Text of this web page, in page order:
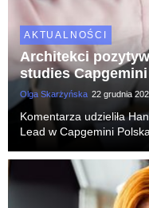
AKTUALNOŚCI
Architekci
studies Capgemini
Olga Skarżyńska 22 grudnia
Komentarza udzieliła
Lead w Capgemini Polska